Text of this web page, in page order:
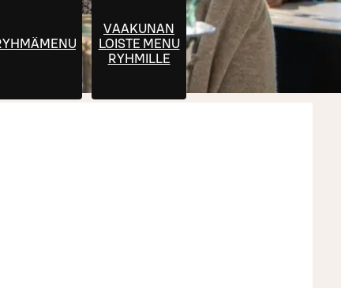
VAAKUNAN
LOISTE MENU
RYHMILLE